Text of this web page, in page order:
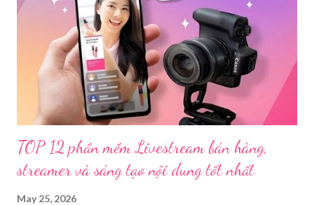
để làm rõ. Kết quả điều tra ban đầu xác định, Triệu Thị Dung
(sinh năm 1994), trú tại xã Phủ Thông, tỉnh Thái Nguyên, cùng
một số đối tượng khác đã tham gia tổ chức livestream nội dung
đồi trụy nhằm mục đích thu lợi. Các đối tượng liên quan gồm
TOP 12 phần mềm Livestream bán hàng,
streamer và sáng tạo nội dung tốt nhất
May 25, 2026